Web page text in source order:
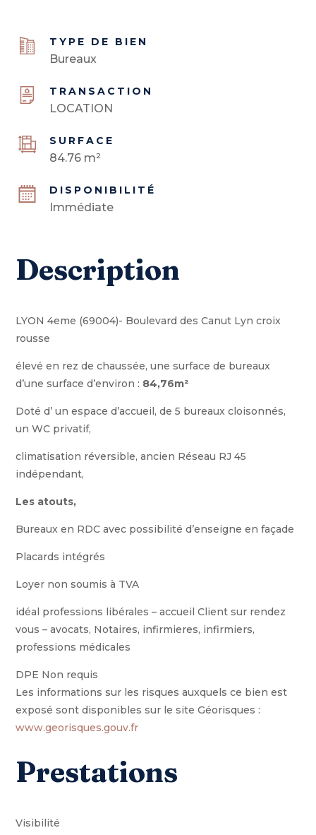
TYPE DE BIEN
Bureaux
TRANSACTION
LOCATION
SURFACE
84.76 m²
DISPONIBILITÉ
Immédiate
Description
LYON 4eme (69004)- Boulevard des Canut Lyn croix
rousse
élevé en rez de chaussée, une surface de bureaux
d’une surface d’environ : 84,76m²
Doté d’ un espace d’accueil, de 5 bureaux cloisonnés,
un WC privatif,
climatisation réversible, ancien Réseau RJ 45
indépendant,
Les atouts,
Bureaux en RDC avec possibilité d’enseigne en façade
Placards intégrés
Loyer non soumis à TVA
idéal professions libérales – accueil Client sur rendez
vous – avocats, Notaires, infirmieres, infirmiers,
professions médicales
DPE Non requis
Les informations sur les risques auxquels ce bien est
exposé sont disponibles sur le site Géorisques :
www.georisques.gouv.fr
Prestations
Visibilité